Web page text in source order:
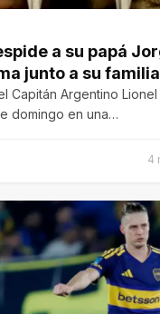
a su papá
junto a su familia
Capitán Argentino
domingo en una…
4